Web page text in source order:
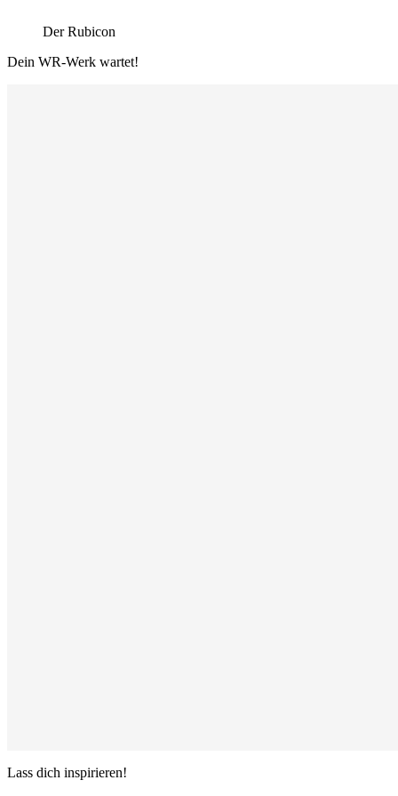
Der Rubicon
Dein WR-Werk wartet!
Lass dich inspirieren!